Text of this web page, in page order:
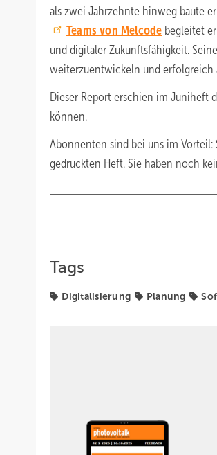
als zwei Jahrzehnte hinweg baute
Teams von Melcode begleitet
und digitaler Zukunftsfähigkeit.
weiterzuentwickeln und erfolgreich
Dieser Report erschien im Juniheft
können.
Abonnenten sind bei uns im
gedruckten Heft. Sie haben noch
Tags
Digitalisierung Planung